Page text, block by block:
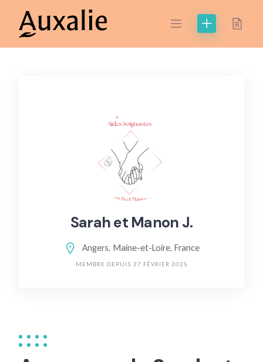
content
Sarah et Manon J.
Angers, Maine-et-Loire, France
MEMBRE DEPUIS 27 FÉVRIER 2025